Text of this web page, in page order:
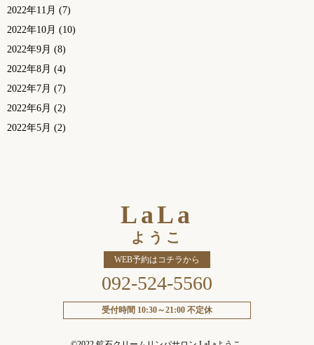
2022年11月 (7)
2022年10月 (10)
2022年9月 (8)
2022年8月 (4)
2022年7月 (7)
2022年6月 (2)
2022年5月 (2)
LaLa
ようこ
WEB予約はコチラから
092-524-5560
受付時間 10:30～21:00 不定休